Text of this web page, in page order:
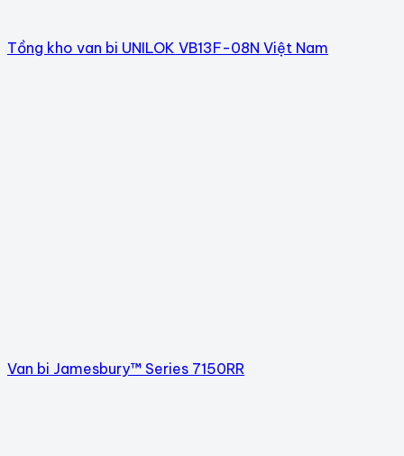
Tồng kho van bi UNILOK VB13F-08N Việt Nam
Van bi Jamesbury™ Series 7150RR